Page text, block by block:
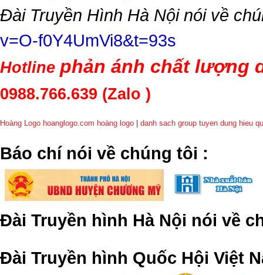
Đài Truyền Hình Hà Nội nói về
v=O-f0Y4UmVi8&t=93s
Hotline phản ánh chất lượng
0988.766.639 (Zalo )
Hoàng Logo hoanglogo.com hoàng logo danh sach group tuyen dung hieu
​Báo chí nói về chúng tôi :
Đài Truyền hình Hà Nội nói về
Đài Truyền hình Quốc Hội Việt